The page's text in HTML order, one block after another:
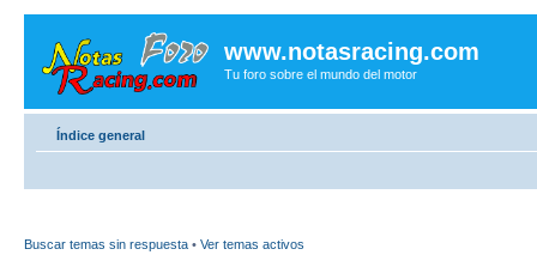
www.notasracing.com
Tu foro sobre el mundo del motor
Índice general
Buscar temas sin respuesta • Ver temas activos